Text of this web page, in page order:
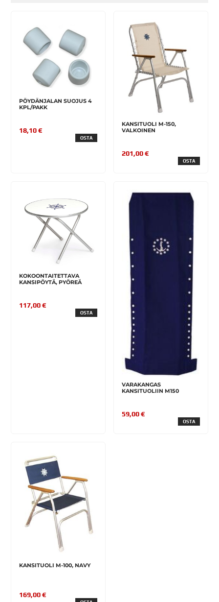
PÖYDÄNJALAN SUOJUS 4
KPL/PAKK
18,10 €
OSTA
KANSITUOLI M-150,
VALKOINEN
201,00 €
OSTA
KOKOONTAITETTAVA
KANSIPÖYTÄ, PYÖREÄ
117,00 €
OSTA
VARAKANGAS
KANSITUOLIIN M150
59,00 €
OSTA
KANSITUOLI M-100, NAVY
169,00 €